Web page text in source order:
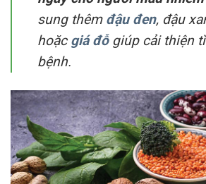
sung thêm đậu đen, đậu
hoặcgiá đỗgiúp cải thiện
bệnh.